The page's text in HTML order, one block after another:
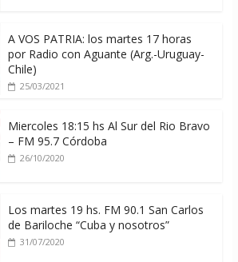
A VOS PATRIA: los martes 17 horas
por Radio con Aguante (Arg.-Uruguay-
Chile)
25/03/2021
Miercoles 18:15 hs Al Sur del Rio Bravo
– FM 95.7 Córdoba
26/10/2020
Los martes 19 hs. FM 90.1 San Carlos
de Bariloche “Cuba y nosotros”
31/07/2020